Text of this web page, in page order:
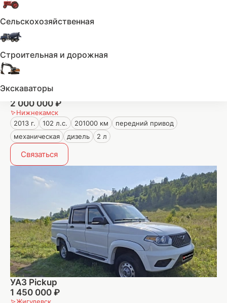
Сельскохозяйственная
Строительная и дорожная
Экскаваторы
Volkswagen Transporter
2 000 000 ₽
Нижнекамск
2013 г.
102 л.с. 201000 км
передний привод
механическая
дизель 2 л
Связаться
УАЗ Pickup
1 450 000 ₽